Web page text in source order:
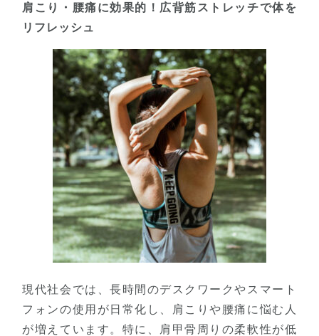
肩こり・腰痛に効果的！広背筋ストレッチで体を
リフレッシュ
現代社会では、長時間のデスクワークやスマート
フォンの使用が日常化し、肩こりや腰痛に悩む人
が増えています。特に、肩甲骨周りの柔軟性が低